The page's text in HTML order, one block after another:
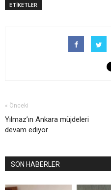
ETİKETLER
« Önceki
Yılmaz’ın Ankara müjdeleri
devam ediyor
SON HABERLER